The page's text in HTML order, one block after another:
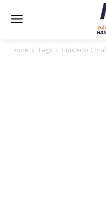
Home Tags Concerto Coral